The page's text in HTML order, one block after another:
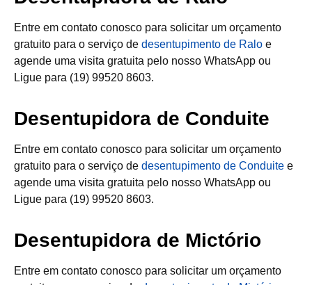
Entre em contato conosco para solicitar um orçamento
gratuito para o serviço de desentupimento de Ralo e
agende uma visita gratuita pelo nosso WhatsApp ou
Ligue para (19) 99520 8603.
Desentupidora de Conduite
Entre em contato conosco para solicitar um orçamento
gratuito para o serviço de desentupimento de Conduite e
agende uma visita gratuita pelo nosso WhatsApp ou
Ligue para (19) 99520 8603.
Desentupidora de Mictório
Entre em contato conosco para solicitar um orçamento